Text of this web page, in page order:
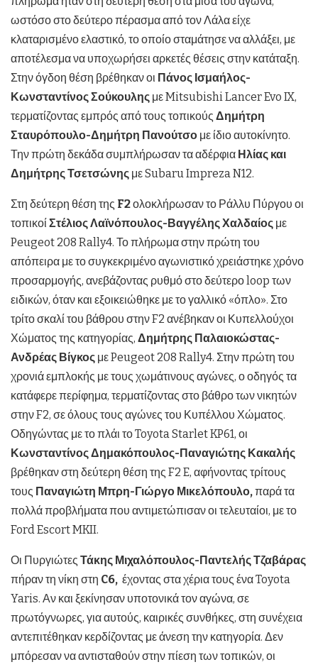
ωστόσο στο δεύτερο πέρασμα από τον Λάλα είχε
κλαταρισμένο ελαστικό, το οποίο σταμάτησε να αλλάξει, με
αποτέλεσμα να υποχωρήσει αρκετές θέσεις στην κατάταξη.
Στην όγδοη θέση βρέθηκαν οι Πάνος Ισμαήλος-
Κωνσταντίνος Σούκουλης με Mitsubishi Lancer Evo IX,
τερματίζοντας εμπρός από τους τοπικούς Δημήτρη
Σταυρόπουλο-Δημήτρη Πανούτσο με ίδιο αυτοκίνητο.
Την πρώτη δεκάδα συμπλήρωσαν τα αδέρφια Ηλίας και
Δημήτρης Τσετσώνης με Subaru Impreza N12.
Στη δεύτερη θέση της F2ολοκλήρωσαν το Ράλλυ Πύργου οι
τοπικοίΣτέλιος Λαϊνόπουλος-Βαγγέλης Χαλδαίος με
Peugeot 208 Rally4. Το πλήρωμα στην πρώτη του
απόπειρα με το συγκεκριμένο αγωνιστικό χρειάστηκε χρόνο
προσαρμογής, ανεβάζοντας ρυθμό στο δεύτερο loop των
ειδικών, όταν και εξοικειώθηκε με το γαλλικό «όπλο». Στο
τρίτο σκαλί του βάθρου στην F2 ανέβηκαν οι Κυπελλούχοι
Χώματος της κατηγορίας, Δημήτρης Παλαιοκώστας-
Ανδρέας Βίγκος με Peugeot 208 Rally4. Στην πρώτη του
χρονιά εμπλοκής με τους χωμάτινους αγώνες, ο οδηγός τα
κατάφερε περίφημα, τερματίζοντας στο βάθρο των νικητών
στην F2, σε όλους τους αγώνες του Κυπέλλου Χώματος.
Οδηγώντας με το πλάι το Toyota Starlet KP61, οι
Κωνσταντίνος Δημακόπουλος-Παναγιώτης Κακαλής
βρέθηκαν στη δεύτερη θέση της F2 E, αφήνοντας τρίτους
τους Παναγιώτη Μπρη-Γιώργο Μικελόπουλο,παρά τα
πολλά προβλήματα που αντιμετώπισαν οι τελευταίοι, με το
Ford Escort MKII.
Οι Πυργιώτες Τάκης Μιχαλόπουλος-Παντελής Τζαβάρας
πήραν τη νίκη στη C6, έχοντας στα χέρια τους ένα Toyota
Yaris. Αν και ξεκίνησαν υποτονικά τον αγώνα, σε
πρωτόγνωρες, για αυτούς, καιρικές συνθήκες, στη συνέχεια
αντεπιτέθηκαν κερδίζοντας με άνεση την κατηγορία. Δεν
μπόρεσαν να αντισταθούν στην πίεση των τοπικών, οι